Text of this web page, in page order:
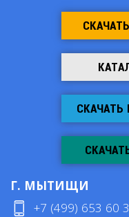
СКАЧАТЬ
Г. МЫТИЩИ
+7 (499) 653 60